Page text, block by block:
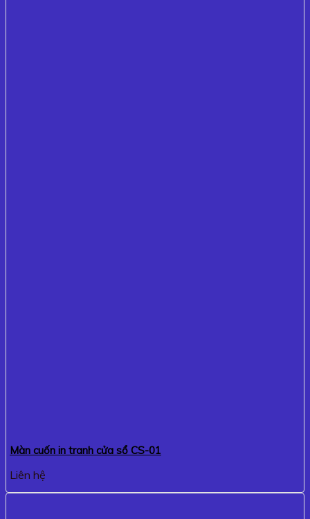
Màn cuốn in tranh cửa sổ CS-01
Liên hệ